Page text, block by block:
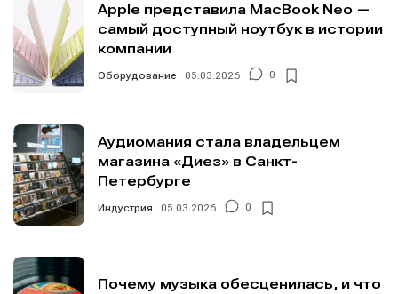
Apple представила MacBook Neo —
самый доступный ноутбук в истории
компании
Оборудование 05.03.2026 0
Аудиомания стала владельцем
магазина «Диез» в Санкт-
Петербурге
Индустрия 05.03.2026 0
Почему музыка обесценилась, и что